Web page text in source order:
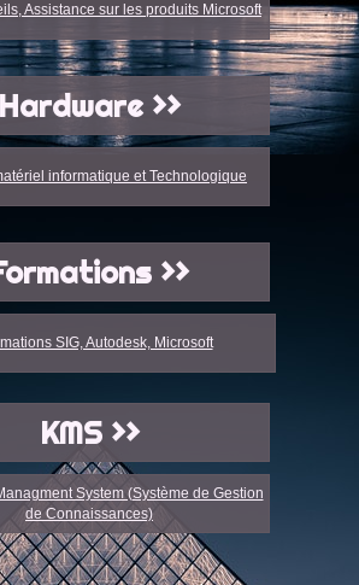
Assistance sur les produits Microsoft
Hardware >>
informatique et Technologique
>>
SIG, Autodesk, Microsoft
KMS >>
System (Système de Gestion
de Connaissances)